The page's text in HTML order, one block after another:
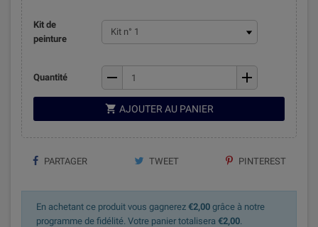
Kit de
peinture
Quantité remove add
 AJOUTER AU PANIER
PARTAGER TWEET PINTEREST
En achetant ce produit vous gagnerez €2,00 grâce à notre
programme de fidélité. Votre panier totalisera €2,00.